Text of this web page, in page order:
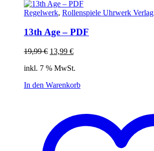
Regelwerk, Rollenspiele Uhrwerk Verlag
13th Age – PDF
19,99€ Ursprünglicher
war:
13,99 €Aktueller
ist:
inkl. 7 % MwSt.
In den Warenkorb